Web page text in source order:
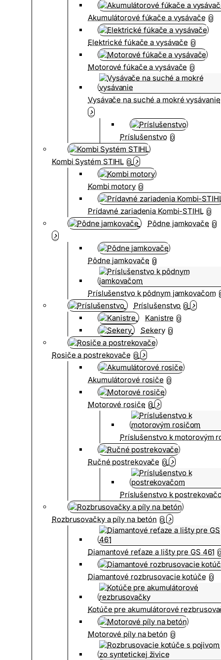
Akumulátorové fúkače a vysávače 0
Elektrické fúkače a vysávače 0
Motorové fúkače a vysávače 0
Vysávače na suché a mokré vysávanie
Príslušenstvo 0
Kombi Systém STIHL 0
Kombi motory 0
Prídavné zariadenia Kombi-STIHL 0
Pôdne jamkovače 0
Pôdne jamkovače 0
Príslušenstvo k pôdnym jamkovačom
Príslušenstvo 0
Kanistre 0
Sekery 0
Rosiče a postrekovače 0
Akumulátorové rosiče 0
Motorové rosiče 0
Príslušenstvo k motorovým
Ručné postrekovače 0
Príslušenstvo k
Rozbrusovačky a píly na betón 0
Diamantové reťaze a lišty pre GS 461
Diamantové rozbrusovacie kotúče 0
Kotúče pre akumulátorové
Motorové píly na betón 0